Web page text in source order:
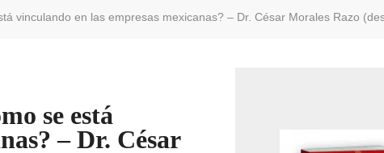
vinculando en las empresas mexicanas? – Dr. César Morales Razo
se está
– Dr. César